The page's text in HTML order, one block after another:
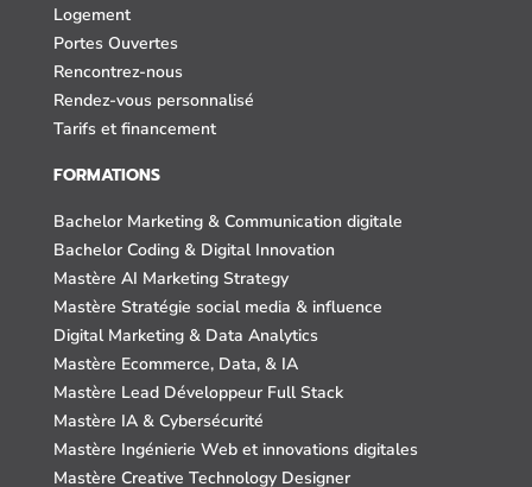
Logement
Portes Ouvertes
Rencontrez-nous
Rendez-vous personnalisé
Tarifs et financement
FORMATIONS
Bachelor Marketing & Communication digitale
Bachelor Coding & Digital Innovation
Mastère AI Marketing Strategy
Mastère Stratégie social media & influence
Digital Marketing & Data Analytics
Mastère Ecommerce, Data, & IA
Mastère Lead Développeur Full Stack
Mastère IA & Cybersécurité
Mastère Ingénierie Web et innovations digitales
Mastère Creative Technology Designer